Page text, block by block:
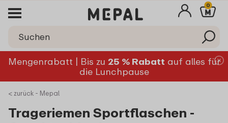
0
Mengenrabatt | Bis zu 25 % Rabatt auf alles für
die Lunchpause
< zurück - Mepal
Trageriemen Sportflaschen -